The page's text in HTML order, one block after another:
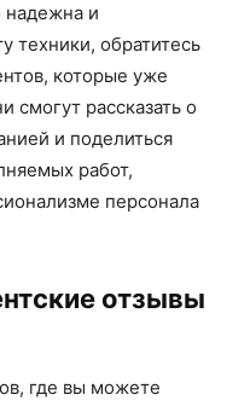
надежна и
техники, обратитесь
которые уже
смогут рассказать о
и поделиться
работ,
персонала
отзывы
где вы можете